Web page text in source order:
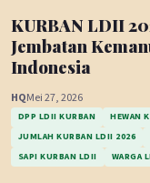
KURBAN LDII
Jembatan
Indonesia
HQMei 27, 2026
DPP LDII KURBAN HEWAN
JUMLAH KURBAN LDII 2026
SAPI KURBAN LDII
WARGA